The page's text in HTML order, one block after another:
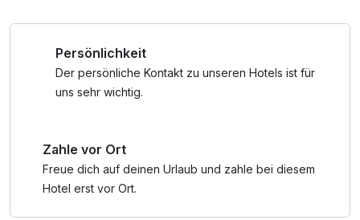
Persönlichkeit
Der persönliche Kontakt zu unseren Hotels ist für
uns sehr wichtig.
Zahle vor Ort
Freue dich auf deinen Urlaub und zahle bei diesem
Hotel erst vor Ort.